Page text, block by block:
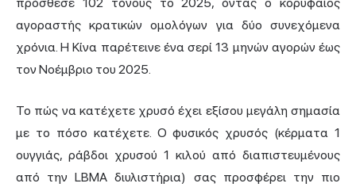
πρόσθεσε 102 τόνους το 2025, όντας ο κορυφαίος
αγοραστής κρατικών ομολόγων για δύο συνεχόμενα
χρόνια. Η Κίνα παρέτεινε ένα σερί 13 μηνών αγορών έως
τον Νοέμβριο του 2025.
Το πώς να κατέχετε χρυσό έχει εξίσου μεγάλη σημασία
με το πόσο κατέχετε. Ο φυσικός χρυσός (κέρματα 1
ουγγιάς, ράβδοι χρυσού 1 κιλού από διαπιστευμένους
από την LBMA διυλιστήρια) σας προσφέρει την πιο